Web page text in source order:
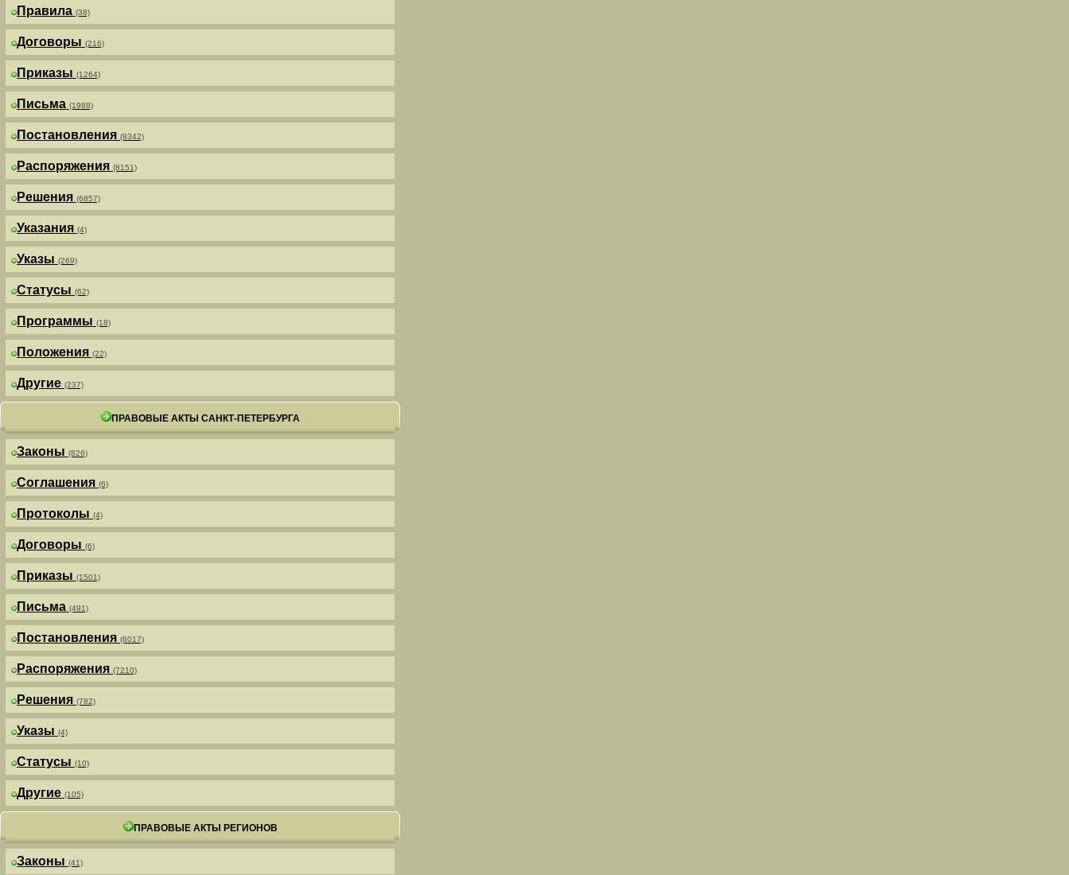
Правила (38)
Договоры (216)
Приказы (1264)
Письма (1988)
Постановления (8342)
Распоряжения (8151)
Решения (6857)
Указания (4)
Указы (269)
Статусы (62)
Программы (18)
Положения (22)
Другие (237)
ПРАВОВЫЕ АКТЫ САНКТ-ПЕТЕРБУРГА
Законы (826)
Соглашения (6)
Протоколы (4)
Договоры (6)
Приказы (1501)
Письма (491)
Постановления (6017)
Распоряжения (7210)
Решения (782)
Указы (4)
Статусы (10)
Другие (105)
ПРАВОВЫЕ АКТЫ РЕГИОНОВ
Законы (41)